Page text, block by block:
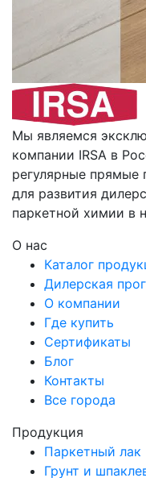
Мы являемся
компании IRSA в
регулярные прямые
для развития
паркетной химии в
О нас
Каталог
Дилерская
О компании
Где купить
Сертификаты
Блог
Контакты
Все города
Продукция
Паркетный лак
Грунт и